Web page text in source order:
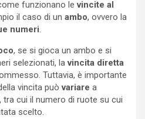
funzionano levincite al
il caso di un ambo, ovvero la
numeri.
, se si gioca un ambo e si
selezionati, lavincita diretta
Tuttavia, è importante
vincita puòvariare a
, tra cui il numero di ruote su cui
scelto.